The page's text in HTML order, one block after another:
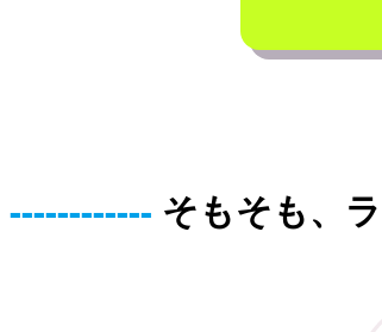
そもそも、